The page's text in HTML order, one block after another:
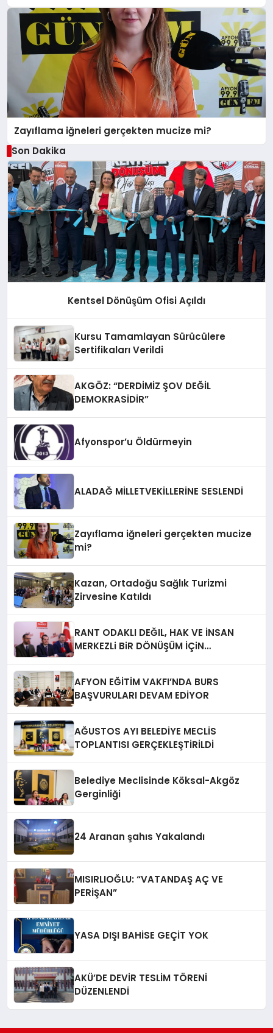
Zayıflama iğneleri gerçekten mucize mi?
Son Dakika
Kentsel Dönüşüm Ofisi Açıldı
Kursu Tamamlayan Sürücülere
Sertifikaları Verildi
AKGÖZ: “DERDİMİZ ŞOV DEĞİL
DEMOKRASİDİR”
Afyonspor’u Öldürmeyin
ALADAĞ MİLLETVEKİLLERİNE SESLENDİ
Zayıflama iğneleri gerçekten mucize
mi?
Kazan, Ortadoğu Sağlık Turizmi
Zirvesine Katıldı
RANT ODAKLI DEĞIL, HAK VE İNSAN
MERKEZLi BiR DÖNÜŞÜM İÇiN
AFYON EĞİTİM VAKFI’NDA BURS
BAŞVURULARI DEVAM EDİYOR
AĞUSTOS AYI BELEDİYE MECLİS
TOPLANTISI GERÇEKLEŞTİRİLDİ
Belediye Meclisinde Köksal-Akgöz
Gerginliği
24 Aranan şahıs Yakalandı
MISIRLIOĞLU: “VATANDAŞ AÇ VE
PERİŞAN”
YASA DIŞI BAHİSE GEÇİT YOK
AKÜ’DE DEVİR TESLİM TÖRENİ
DÜZENLENDİ